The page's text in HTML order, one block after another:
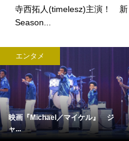
寺西拓人(timelesz)主演！ 新
Season...
エンタメ
映画『Michael／マイケル』 ジ
ャ...